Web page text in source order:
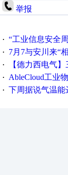
举报
· “工业信息安全周之我见”
· 7月7与安川来“
· 【德力西电气】三
· AbleCloud工业物联
· 下周据说气温能